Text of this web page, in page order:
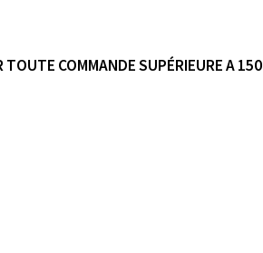
COMMANDE SUPÉRIEURE A 150